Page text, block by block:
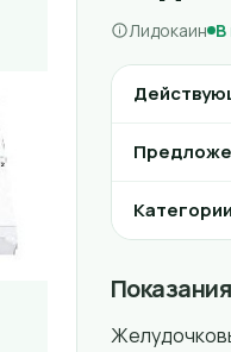
Лидокаин В
Категории
Показания